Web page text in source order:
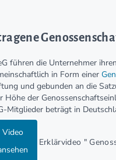
führen die Unternehmer ihren
in Form einer
und gebunden an die
Höhe der
Mitglieder beträgt in
folgende Erklärvideo "
Video